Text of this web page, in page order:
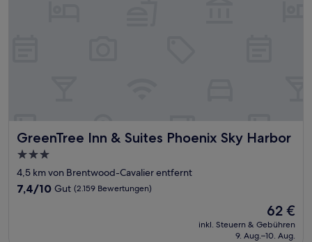
GreenTree Inn & Suites Phoenix Sky Harbor
GreenTree Inn & Suites Phoenix Sky Harbor
3.0-
Sterne-
Unterkunft
4,5 km von Brentwood-Cavalier entfernt
7.4
7,4/10 Gut (2.159 Bewertungen)
Der
Preis
beträgt
62 €
inkl. Steuern & Gebühren
9. Aug.–10. Aug.